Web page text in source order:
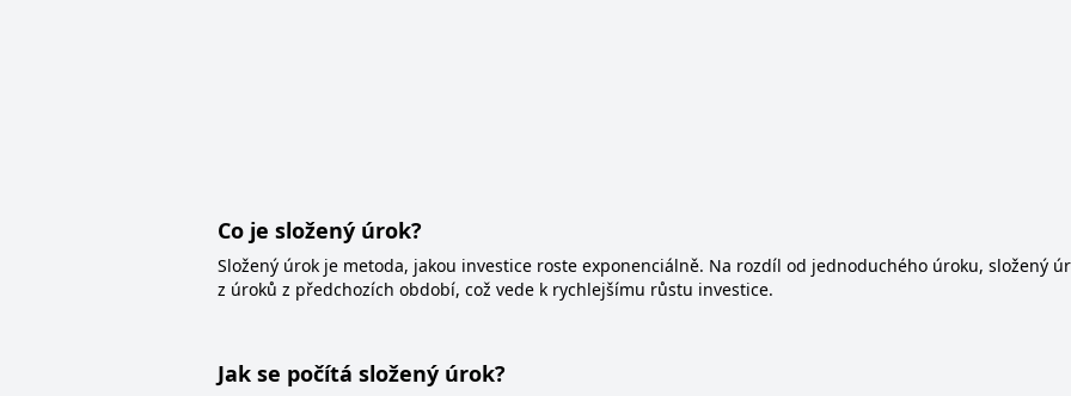
Co je složený úrok?
Složený úrok je metoda, jakou investice roste exponenciálně. Na rozdíl od jednoduchého úroku, složený
z úroků z předchozích období, což vede k rychlejšímu růstu investice.
Jak se počítá složený úrok?